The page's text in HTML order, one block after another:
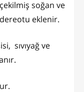
soğan ve
eklenir.
sıvıyağ ve